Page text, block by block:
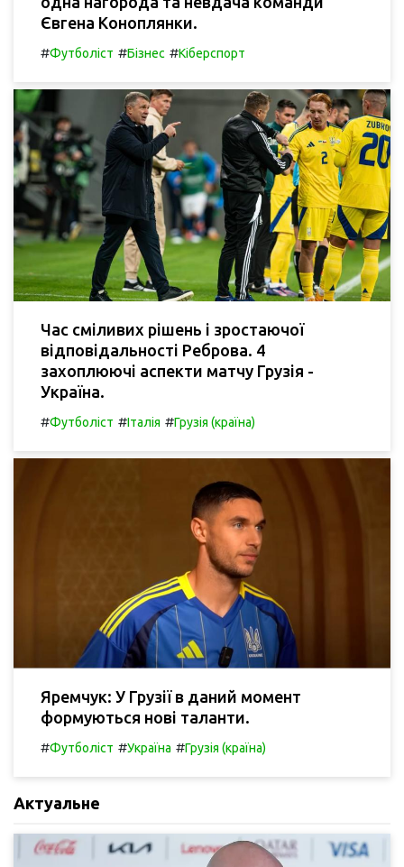
Євгена Коноплянки.
#Футболіст #Бізнес #Кіберспорт
Час сміливих рішень і зростаючої
відповідальності Реброва. 4
захоплюючі аспекти матчу Грузія -
Україна.
#Футболіст #Італія #Грузія (країна)
Яремчук: У Грузії в даний момент
формуються нові таланти.
#Футболіст #Україна #Грузія (країна)
Актуальне